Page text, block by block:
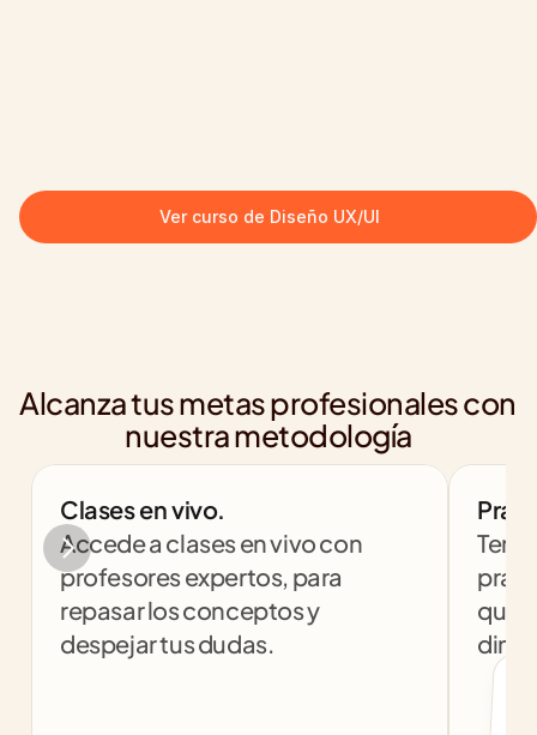
Alcanza tus metas profesionales con
nuestra metodología
Clases en vivo.
Accede a clases en vivo con
profesores expertos, para
repasar los conceptos y
despejar tus dudas.
que
Ver curso de Diseño UX/UI